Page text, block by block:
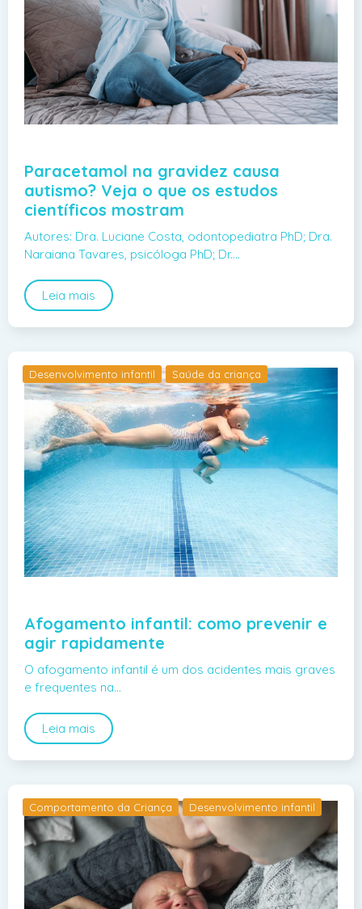
Paracetamol na gravidez causa
autismo? Veja o que os estudos
científicos mostram
Autores: Dra. Luciane Costa, odontopediatra PhD; Dra.
Naraiana Tavares, psicóloga PhD; Dr.…
Leia mais
Desenvolvimento infantil Saúde da criança
Afogamento infantil: como prevenir e
agir rapidamente
O afogamento infantil é um dos acidentes mais graves
e frequentes na…
Leia mais
Comportamento da Criança Desenvolvimento infantil